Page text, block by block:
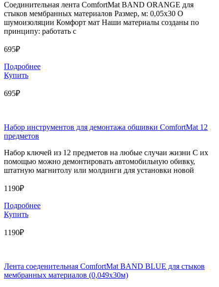
Соединительная лента ComfortMat BAND ORANGE для
стыков мембранных материалов Размер, м: 0,05х30 О
шумоизоляции Комфорт мат Наши материалы созданы по
принципу: работать с
695₽
Подробнее
Купить
695₽
Набор инструментов для демонтажа обшивки ComfortMat 12
предметов
Набор ключей из 12 предметов на любые случаи жизни С их
помощью можно демонтировать автомобильную обивку,
штатную магнитолу или молдинги для установки новой
1190₽
Подробнее
Купить
1190₽
Лента соеденительная ComfortMat BAND BLUE для стыков
мембранных материалов (0,049х30м)